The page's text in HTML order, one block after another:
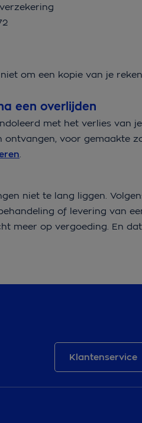
om een kopie van je
een overlijden
met het verlies van
ontvangen, voor gemaakte
.
niet te lang liggen.
of levering van
meer op vergoeding. En
Klantenservice